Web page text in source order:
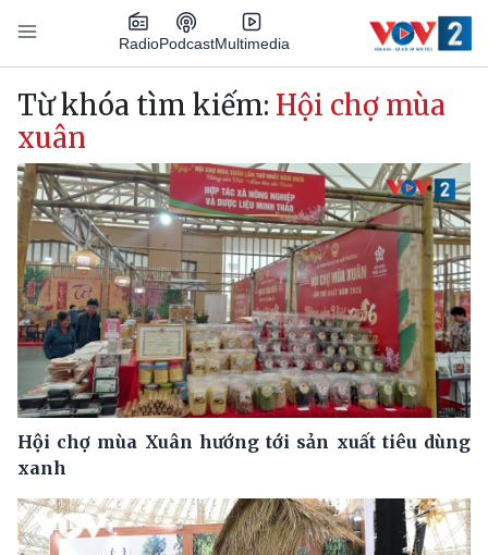
Nhảy đến nội dung
RadioPodcastMultimedia
Main navigation
Từ khóa tìm kiếm: Hội chợ mùa
xuân
Hội chợ mùa Xuân hướng tới sản xuất tiêu dùng
xanh